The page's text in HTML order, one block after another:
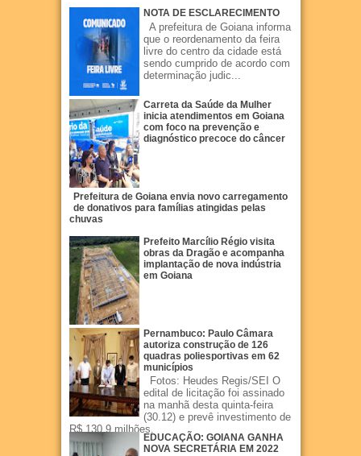
NOTA DE ESCLARECIMENTO
A prefeitura de Goiana informa
que o reordenamento da feira
livre do centro da cidade está
sendo cumprido de acordo com
determinação judic...
Carreta da Saúde da Mulher
inicia atendimentos em Goiana
com foco na prevenção e
diagnóstico precoce do câncer
Prefeitura de Goiana envia novo carregamento
de donativos para famílias atingidas pelas
chuvas
Prefeito Marcílio Régio visita
obras da Dragão e acompanha
implantação de nova indústria
em Goiana
Pernambuco: Paulo Câmara
autoriza construção de 126
quadras poliesportivas em 62
municípios
Fotos: Heudes Regis/SEI O
edital de licitação foi assinado
na manhã desta quinta-feira
(30.12) e prevê investimento de
R$ 130,9 milhões.
EDUCAÇÃO: GOIANA GANHA
NOVA SECRETÁRIA EM 2022